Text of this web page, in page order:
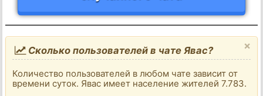
×
Сколько пользователей в чате Явас?
Количество пользователей в любом чате зависит от
времени суток. Явас имеет население жителей 7.783.